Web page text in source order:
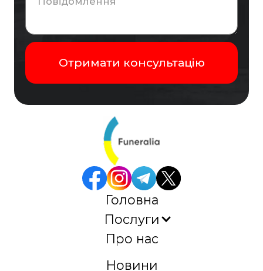
Головна
Послуги
Про нас
Новини